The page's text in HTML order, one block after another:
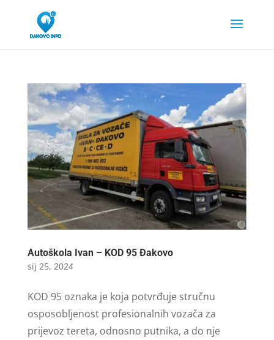
Autoškola Ivan – KOD 95 Đakovo
sij 25, 2024
KOD 95 oznaka je koja potvrđuje stručnu
osposobljenost profesionalnih vozača za
prijevoz tereta, odnosno putnika, a do nje